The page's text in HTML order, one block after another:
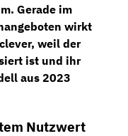
Gerade im
wirkt
weil der
ist und ihr
aus 2023
Nutzwert